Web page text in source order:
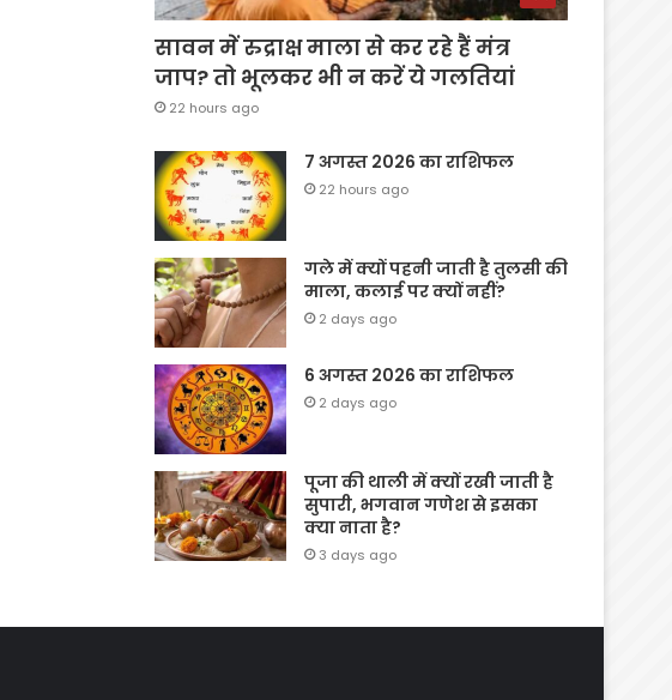
सावन में रुद्राक्ष माला से कर रहे हैं मंत्र
जाप? तो भूलकर भी न करें ये गलतियां
22 hours ago
7 अगस्त 2026 का राशिफल
22 hours ago
गले में क्यों पहनी जाती है तुलसी की
माला, कलाई पर क्यों नहीं?
2 days ago
6 अगस्त 2026 का राशिफल
2 days ago
पूजा की थाली में क्यों रखी जाती है
सुपारी, भगवान गणेश से इसका
क्या नाता है?
3 days ago